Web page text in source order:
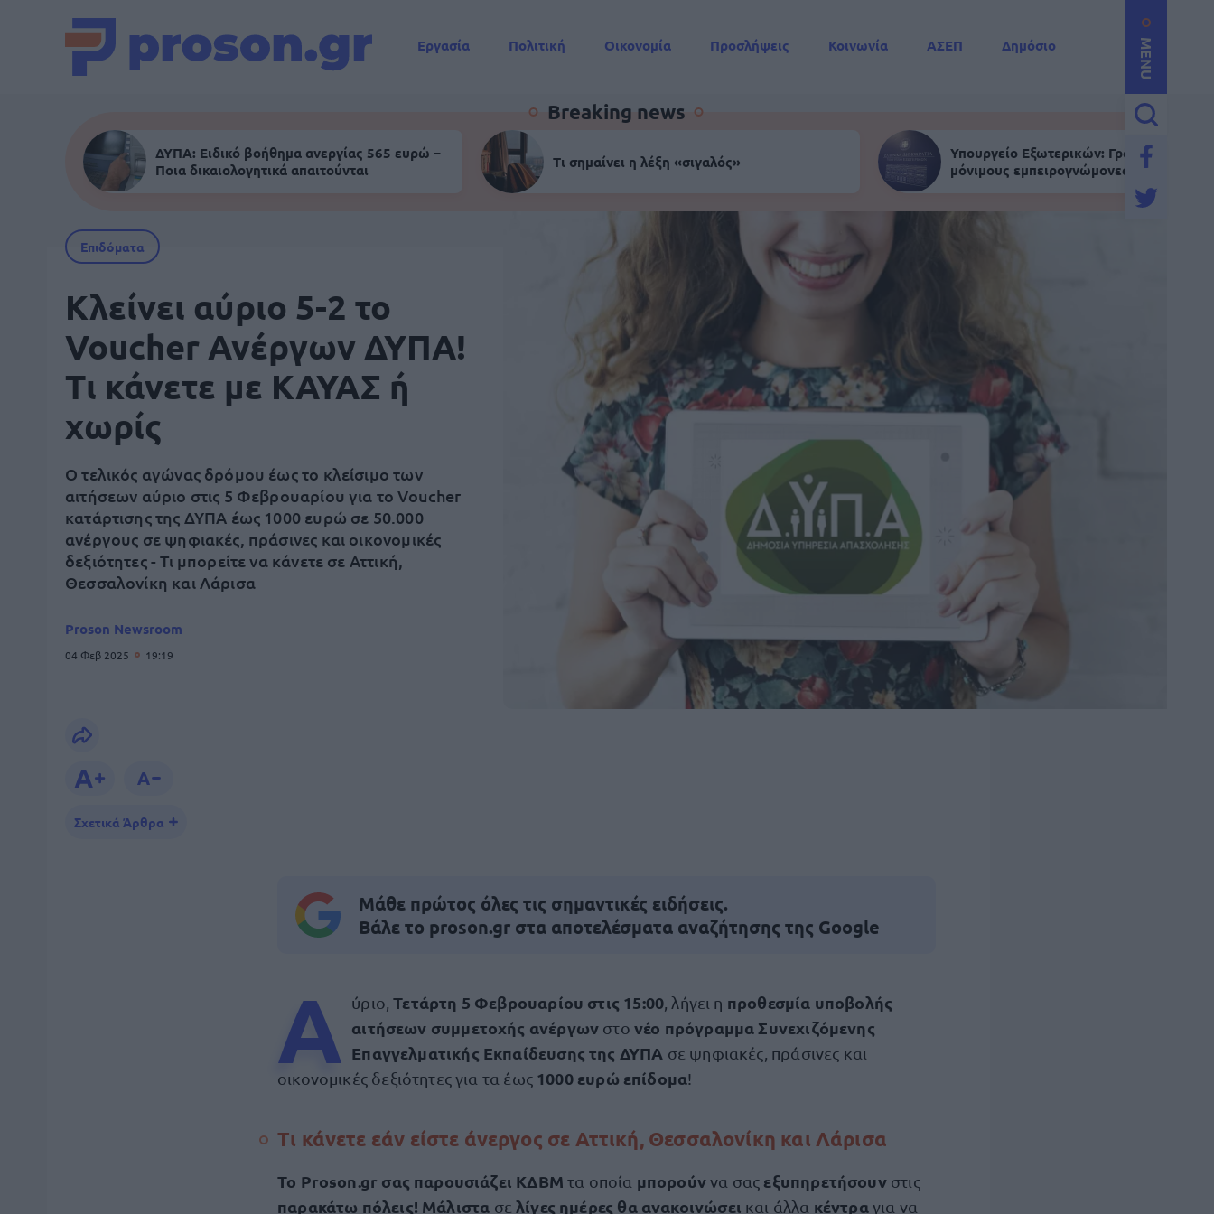
MENU
Εργασία Πολιτική Οικονομία Προσλήψεις Κοινωνία ΑΣΕΠ
Δημόσιο
Breaking news
ΔΥΠΑ: Ειδικό βοήθημα ανεργίας 565 ευρώ –
Ποια δικαιολογητικά απαιτούνται
Τι σημαίνει η λέξη «σιγαλός»
Υπουργείο Εξωτερικών: Γραπτός για
μόνιμους εμπειρογνώμονες
Επιδόματα
Κλείνει αύριο 5-2 το
Voucher Ανέργων ΔΥΠΑ!
Τι κάνετε με ΚΑΥΑΣ ή
χωρίς
Ο τελικός αγώνας δρόμου έως το κλείσιμο των
αιτήσεων αύριο στις 5 Φεβρουαρίου για το Voucher
κατάρτισης της ΔΥΠΑ έως 1000 ευρώ σε 50.000
ανέργους σε ψηφιακές, πράσινες και οικονομικές
δεξιότητες - Τι μπορείτε να κάνετε σε Αττική,
Θεσσαλονίκη και Λάρισα
Proson Newsroom
04 Φεβ 2025 19:19
Σχετικά Άρθρα
Μάθε πρώτος όλες τις σημαντικές ειδήσεις.
Βάλε το proson.gr στα αποτελέσματα αναζήτησης της Google
Α ύριο,Τετάρτη 5 Φεβρουαρίου στις 15:00 , λήγει η προθεσμία υποβολής
αιτήσεων συμμετοχής ανέργων στο νέο πρόγραμμα Συνεχιζόμενης
Επαγγελματικής Εκπαίδευσης της ΔΥΠΑ σε ψηφιακές, πράσινες και
οικονομικές δεξιότητες για τα έως 1000 ευρώ επίδομα!
Τι κάνετε εάν είστε άνεργος σε Αττική, Θεσσαλονίκη και Λάρισα
Το Proson.gr σας παρουσιάζει ΚΔΒΜτα οποία μπορούννα σας εξυπηρετήσουν στις
παρακάτω πόλεις! Μάλιστα σε λίγες ημέρες θα ανακοινώσει και άλλα κέντραγια να